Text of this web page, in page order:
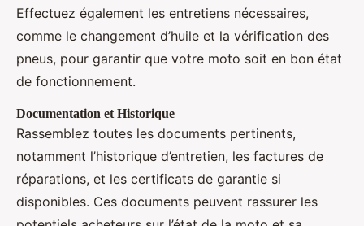
Effectuez également les entretiens nécessaires,
comme le changement d’huile et la vérification des
pneus, pour garantir que votre moto soit en bon état
de fonctionnement.
Documentation et Historique
Rassemblez toutes les documents pertinents,
notamment l’historique d’entretien, les factures de
réparations, et les certificats de garantie si
disponibles. Ces documents peuvent rassurer les